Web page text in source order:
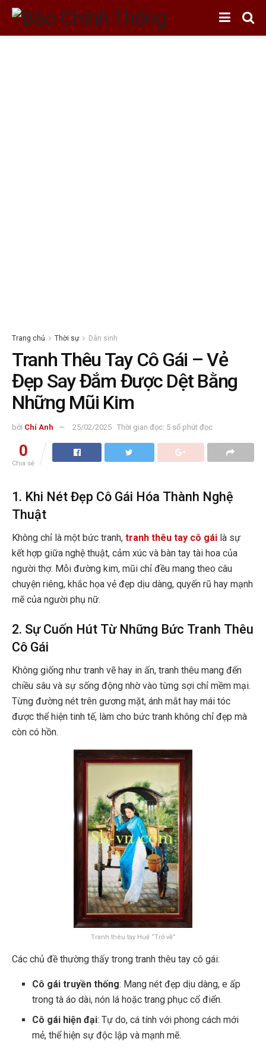
Trang chủ Thời sự Dân sinh
Tranh Thêu Tay Cô Gái – Vẻ
Đẹp Say Đắm Được Dệt Bằng
Những Mũi Kim
bởi Chí Anh 25/02/2025 Thời gian đọc: 5 số phút đọc
0
Chia sẻ
1. Khi Nét Đẹp Cô Gái Hóa Thành Nghệ
Thuật
Không chỉ là một bức tranh, tranh thêu tay cô gái là sự
kết hợp giữa nghệ thuật, cảm xúc và bàn tay tài hoa của
người thợ. Mỗi đường kim, mũi chỉ đều mang theo câu
chuyện riêng, khắc họa vẻ đẹp dịu dàng, quyến rũ hay mạnh
mẽ của người phụ nữ.
2. Sự Cuốn Hút Từ Những Bức Tranh Thêu
Cô Gái
Không giống như tranh vẽ hay in ấn, tranh thêu mang đến
chiều sâu và sự sống động nhờ vào từng sợi chỉ mềm mại.
Từng đường nét trên gương mặt, ánh mắt hay mái tóc
được thể hiện tinh tế, làm cho bức tranh không chỉ đẹp mà
còn có hồn.
Tranh thêu tay Huế “Trở về”
Các chủ đề thường thấy trong tranh thêu tay cô gái:
Cô gái truyền thống: Mang nét đẹp dịu dàng, e ấp
trong tà áo dài, nón lá hoặc trang phục cổ điển.
Cô gái hiện đại: Tự do, cá tính với phong cách mới
mẻ, thể hiện sự độc lập và mạnh mẽ.